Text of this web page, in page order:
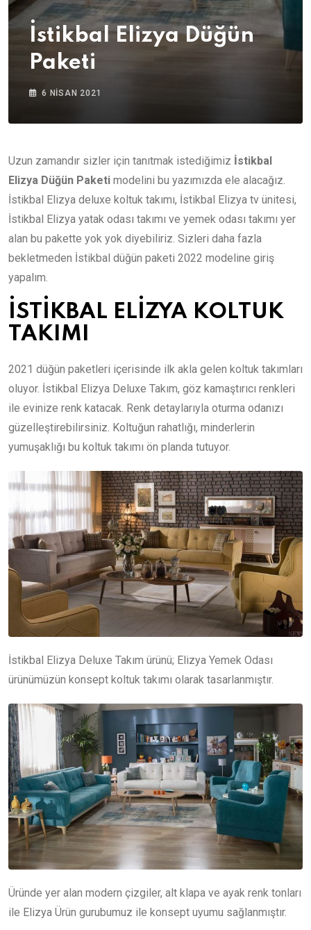
İstikbal Elizya Düğün
Paketi
6 NISAN 2021
Uzun zamandır sizler için tanıtmak istediğimiz İstikbal
Elizya Düğün Paketi modelini bu yazımızda ele alacağız.
İstikbal Elizya deluxe koltuk takımı, İstikbal Elizya tv ünitesi,
İstikbal Elizya yatak odası takımı ve yemek odası takımı yer
alan bu pakette yok yok diyebiliriz. Sizleri daha fazla
bekletmeden İstikbal düğün paketi 2022 modeline giriş
yapalım.
İSTİKBAL ELİZYA KOLTUK
TAKIMI
2021 düğün paketleri içerisinde ilk akla gelen koltuk takımları
oluyor. İstikbal Elizya Deluxe Takım, göz kamaştırıcı renkleri
ile evinize renk katacak. Renk detaylarıyla oturma odanızı
güzelleştirebilirsiniz. Koltuğun rahatlığı, minderlerin
yumuşaklığı bu koltuk takımı ön planda tutuyor.
İstikbal Elizya Deluxe Takım ürünü; Elizya Yemek Odası
ürünümüzün konsept koltuk takımı olarak tasarlanmıştır.
Üründe yer alan modern çizgiler, alt klapa ve ayak renk tonları
ile Elizya Ürün gurubumuz ile konsept uyumu sağlanmıştır.